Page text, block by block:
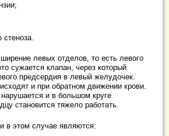
стеноза.
левых отделов, то есть левого
сужается клапан, через который
предсердия в левый желудочек.
и при обратном движении крови.
нарушается и в большом круге
становится тяжело работать.
в этом случае являются: